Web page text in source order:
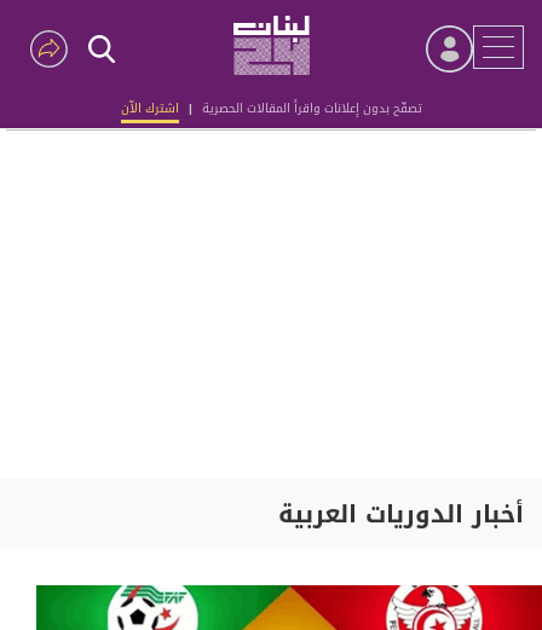
تصفّح بدون إعلانات واقرأ المقالات الحصرية | اشترك الآن
Advertisement
أخبار الدوريات العربية